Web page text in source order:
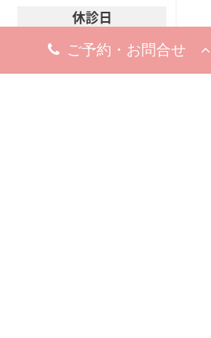
休診日
※お問い合わせ・ご予約のお電
話は承っております。